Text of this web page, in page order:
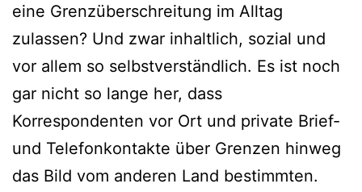
eine Grenzüberschreitung im Alltag
zulassen? Und zwar inhaltlich, sozial und
vor allem so selbstverständlich. Es ist noch
gar nicht so lange her, dass
Korrespondenten vor Ort und private Brief-
und Telefonkontakte über Grenzen hinweg
das Bild vom anderen Land bestimmten.